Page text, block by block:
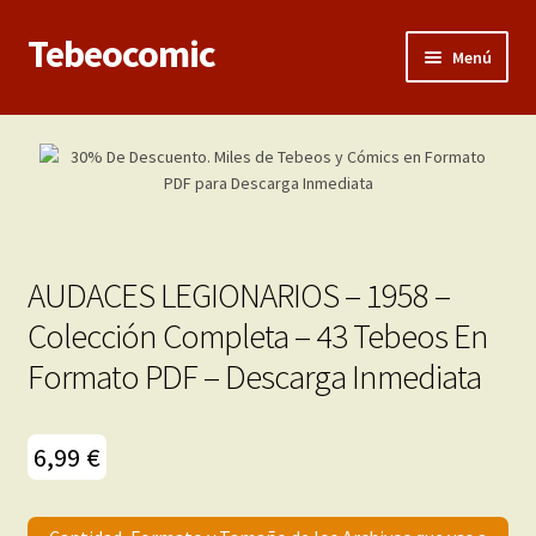
Ir
Ir
al
Tebeocomic Menú
Inicio
Adultos
Porno 3D
Inéditas
el
AUDACES LEGIONARIOS – 1958 –
Colección Completa – 43 Tebeos En
Formato PDF – Descarga Inmediata
6,99 €